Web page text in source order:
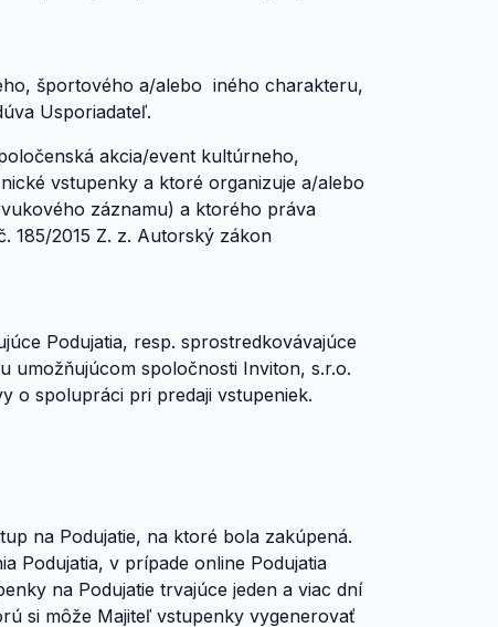
športového a/alebo iného charakteru,
Usporiadateľ.
akcia/event kultúrneho,
vstupenky a ktoré organizuje a/alebo
záznamu) a ktorého práva
185/2015 Z. z. Autorský zákon
Podujatia, resp. sprostredkovávajúce
umožňujúcom spoločnosti Inviton, s.r.o.
o spolupráci pri predaji vstupeniek.
na Podujatie, na ktoré bola zakúpená.
Podujatia, v prípade online Podujatia
na Podujatie trvajúce jeden a viac dní
si môže Majiteľ vstupenky vygenerovať